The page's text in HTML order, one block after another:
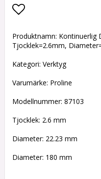
Produktnamn: Kontinuerlig
Tjocklek=2.6mm,
Kategori: Verktyg
Varumärke: Proline
Modellnummer: 87103
Tjocklek: 2.6 mm
Diameter: 22.23 mm
Diameter: 180 mm